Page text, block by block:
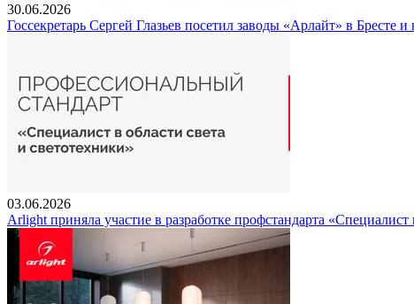
30.06.2026
Госсекретарь Сергей Глазьев посетил заводы «Арлайт» в Бресте
03.06.2026
Arlight приняла участие в разработке профстандарта «Специалист